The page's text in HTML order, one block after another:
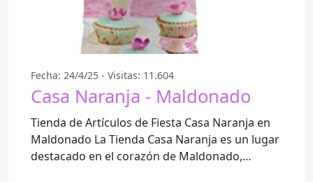
Fecha: 24/4/25 - Visitas: 11.604
Casa Naranja - Maldonado
Tienda de Artículos de Fiesta Casa Naranja en
Maldonado La Tienda Casa Naranja es un lugar
destacado en el corazón de Maldonado,